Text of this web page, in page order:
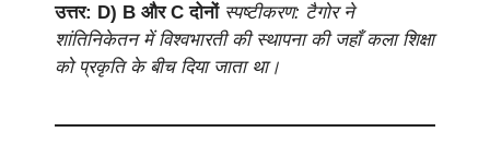
उत्तर: D) B और C दोनों स्पष्टीकरण: टैगोर ने
शांतिनिकेतन में विश्वभारती की स्थापना की जहाँ कला शिक्षा
को प्रकृति के बीच दिया जाता था।